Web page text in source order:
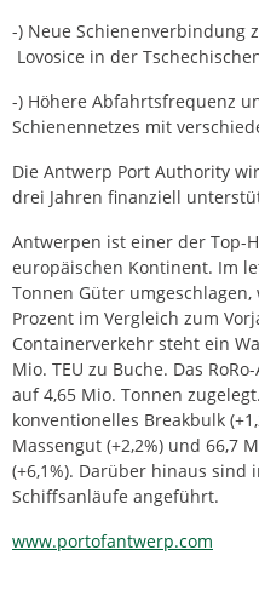
-) Neue Schienenverbindung
Lovosice in der
-) Höhere Abfahrtsfrequenz
Schienennetzes mit
Die Antwerp Port Authority
drei Jahren finanziell
Antwerpen ist einer der Top-
europäischen Kontinent. Im
Tonnen Güter
Prozent im Vergleich zum
Containerverkehr steht ein
Mio. TEU zu Buche. Das
auf 4,65 Mio. Tonnen
konventionelles Breakbulk
Massengut (+2,2%) und 66,7
(+6,1%). Darüber hinaus sind
Schiffsanläufe angeführt.
www.portofantwerp.com